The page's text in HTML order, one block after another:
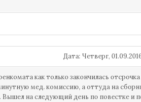
Дата: Четверг,
как только закончилась
мед. комиссию, а оттуда на
Вышел на следующий день по повестке и